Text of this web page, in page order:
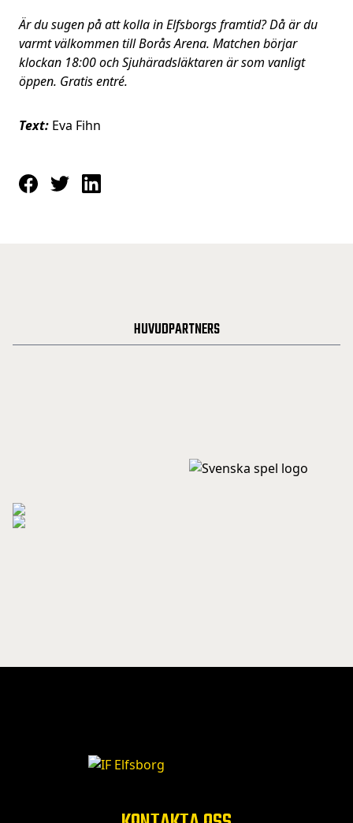
Är du sugen på att kolla in Elfsborgs framtid? Då är du
varmt välkommen till Borås Arena. Matchen börjar
klockan 18:00 och Sjuhäradsläktaren är som vanligt
öppen. Gratis entré.
Text: Eva Fihn
HUVUDPARTNERS